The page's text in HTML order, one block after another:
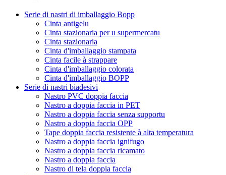
Serie di nastri di imballaggio Bopp
Cinta antigelu
Cinta stazionaria per u supermercatu
Cinta stazionaria
Cinta d'imballaggio stampata
Cinta facile à strappare
Cinta d'imballaggio colorata
Cinta d'imballaggio BOPP
Serie di nastri biadesivi
Nastro PVC doppia faccia
Nastro a doppia faccia in PET
Nastro a doppia faccia senza supportu
Nastro a doppia faccia OPP
Tape doppia faccia resistente à alta temperatura
Nastro a doppia faccia ignifugo
Nastro a doppia faccia ricamato
Nastro a doppia faccia
Nastro di tela doppia faccia